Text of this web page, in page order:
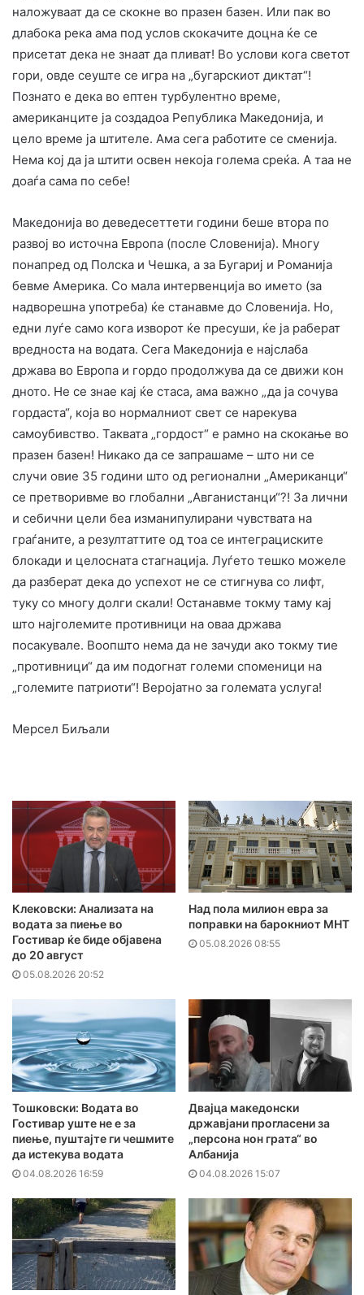
наложуваат да се скокне во празен базен. Или пак во
длабока река ама под услов скокачите доцна ќе се
присетат дека не знаат да пливат! Во услови кога светот
гори, овде сеуште се игра на „бугарскиот диктат“!
Познато е дека во ептен турбулентно време,
американците ја создадоа Република Македонија, и
цело време ја штителе. Ама сега работите се сменија.
Нема кој да ја штити освен некоја голема среќа. А таа не
доаѓа сама по себе!
Македонија во девeдесеттети години беше втора по
развој во источна Европа (после Словенија). Многу
понапред од Полска и Чешка, а за Бугариј и Романија
бевме Америка. Со мала интервенција во името (за
надворешна употреба) ќе станавме до Словенија. Но,
едни луѓе само кога изворот ќе пресуши, ќе ја раберат
вредноста на водата. Сега Македонија е најслаба
држава во Европа и гордо продолжува да се движи кон
дното. Не се знае кај ќе стаса, ама важно „да ја сочува
гордаста“, која во нормалниот свет се нарекува
самоубивство. Таквата „гордост“ е рамно на скокање во
празен базен! Никако да се запрашаме – што ни се
случи овие 35 години што од регионални „Американци“
се претворивме во глобални „Авганистанци“?! За лични
и себични цели беа изманипулирани чувствата на
граѓаните, а резултаттите од тоа се интеграциските
блокади и целосната стагнација. Луѓето тешко можеле
да разберат дека до успехот не се стигнува со лифт,
туку со многу долги скали! Останавме токму таму кај
што најголемите противници на оваа држава
посакувале. Воопшто нема да не зачуди ако токму тие
„противници“ да им подогнат големи споменици на
„големите патриоти“! Веројатно за големата услуга!
Мерсел Биљали
Клековски: Анализата на
водата за пиење во
Гостивар ќе биде објавена
до 20 август
05.08.2026 20:52
Над пола милион евра за
поправки на барокниот МНТ
05.08.2026 08:55
Тошковски: Водата во
Гостивар уште не е за
пиење, пуштајте ги чешмите
да истекува водата
04.08.2026 16:59
Двајца македонски
државјани прогласени за
„персона нон грата“ во
Албанија
04.08.2026 15:07